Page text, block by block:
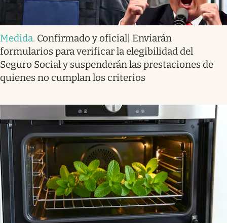
Medida. Confirmado y oficial| Enviarán
formularios para verificar la elegibilidad del
Seguro Social y suspenderán las prestaciones de
quienes no cumplan los criterios